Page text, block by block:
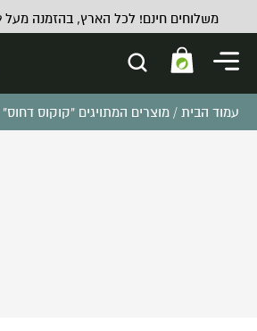
משלוחים חינם! לכל הארץ, בהזמנה מעל ₪299
עמוד הבית / מוצרים המתויגים “קוקוס דחוס”